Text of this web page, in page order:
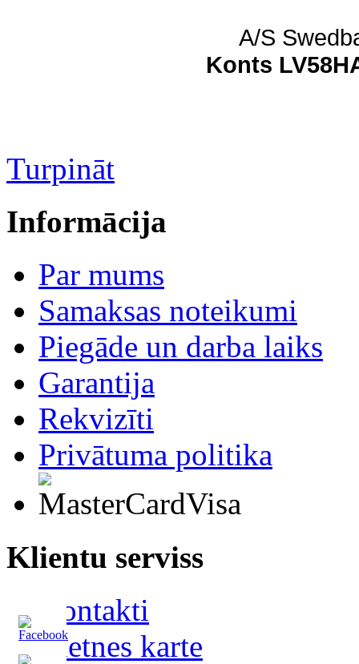
A/S
Konts
Turpināt
Informācija
Par mums
Samaksas noteikumi
Piegāde un darba laiks
Garantija
Rekvizīti
Privātuma politika
Klientu serviss
Kontakti
Vietnes karte